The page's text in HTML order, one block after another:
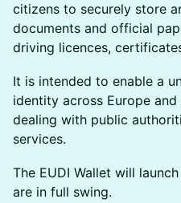
citizens to securely store
documents and official
driving licences,
It is intended to enable a
identity across Europe
dealing with public
services.
The EUDI Wallet will
are in full swing.